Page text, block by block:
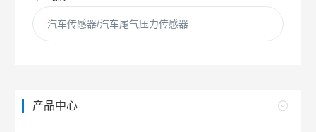
汽车传感器/汽车尾气压力传感器
产品中心